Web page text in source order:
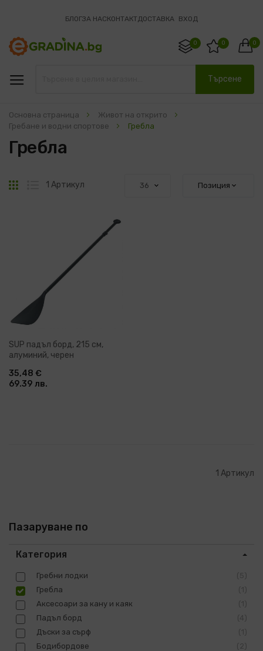
БЛОГЗА НАСКОНТАКТДОСТАВКА ВХОД
0
0 0
Търсене
Основна страница
Живот на открито
Гребане и водни спортове
Гребла
Пазаруване по
Категория
Гребни лодки
Гребла
Аксесоари за кану и каяк
Падъл борд
Дъски за сърф
Бодибордове
Гребла
РешеткаСписък
1 Артикул
SUP падъл борд, 215 см,
алуминий, черен
35,48 €
69.39 лв.
1 Артикул